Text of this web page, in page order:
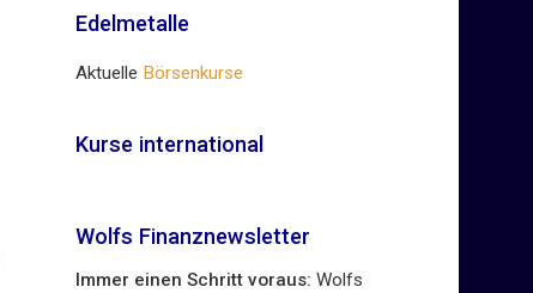
Edelmetalle
Aktuelle Börsenkurse
Kurse international
Wolfs Finanznewsletter
Immer einen Schritt voraus: Wolfs